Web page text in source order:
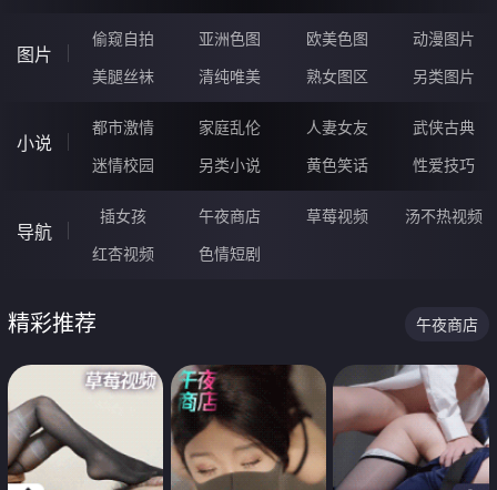
图片
偷窥自拍 亚洲色图 欧美色图
动漫图片
美腿丝袜
清纯唯美 熟女图区 另类图片
小说
都市激情 家庭乱伦 人妻女友
武侠古典
迷情校园
另类小说 黄色笑话 性爱技巧
导航
插女孩 午夜商店 草莓视频
汤不热视频
红杏视频
色情短剧
精彩推荐 午夜商店